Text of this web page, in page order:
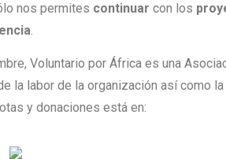
nos permites continuar con los
.
Voluntario por África es una
la labor de la organización así como
y donaciones está en: